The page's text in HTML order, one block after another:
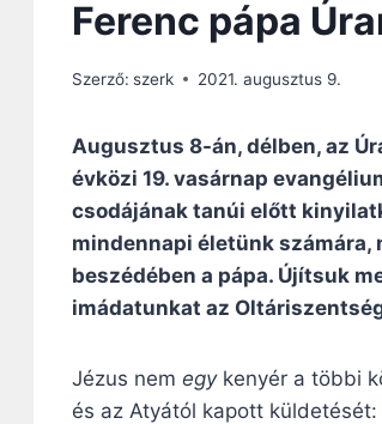
Ferenc pápa
Szerző: szerk 2021. augusztus 9.
Augusztus 8-án, délben, az
évközi 19. vasárnap
csodájának tanúi előtt
mindennapi életünk számára,
beszédében a pápa. Újítsuk
imádatunkat az
Jézus nem egykenyér a többi
és az Atyától kapott